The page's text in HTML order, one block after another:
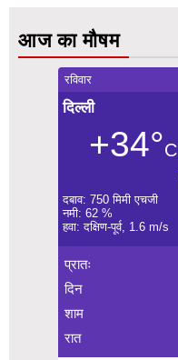
आज का मौषम
रविवार
दिल्ली
+34°C
दबाव: 750 मिमी एचजी
नमी: 62 %
हवा: दक्षिण-पूर्व, 1.6 m/s
प्रातः
दिन
शाम
रात